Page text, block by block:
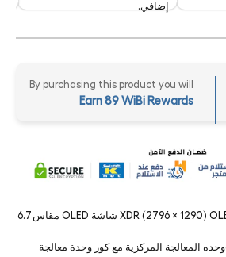
إضافي.
By purchasing this product you will
Earn 89 WiBi Rewards
6.7 بوصة سوبر ريتينا XDR (2796 × 1290) OLED شاشة OLED مقاس 6.7
رقاقة A18 بيونيك، كور 6وحده المعالجة المركزية مع كور وحدة معالجة